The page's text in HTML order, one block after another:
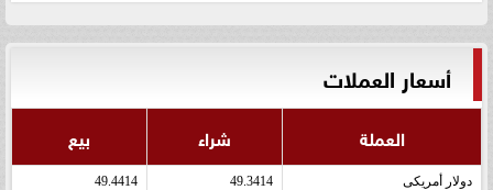
أسعار العملات
العملة شراء بيع
دولار أمريكى 49.3414
49.4414